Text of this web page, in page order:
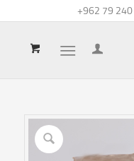
+962 79